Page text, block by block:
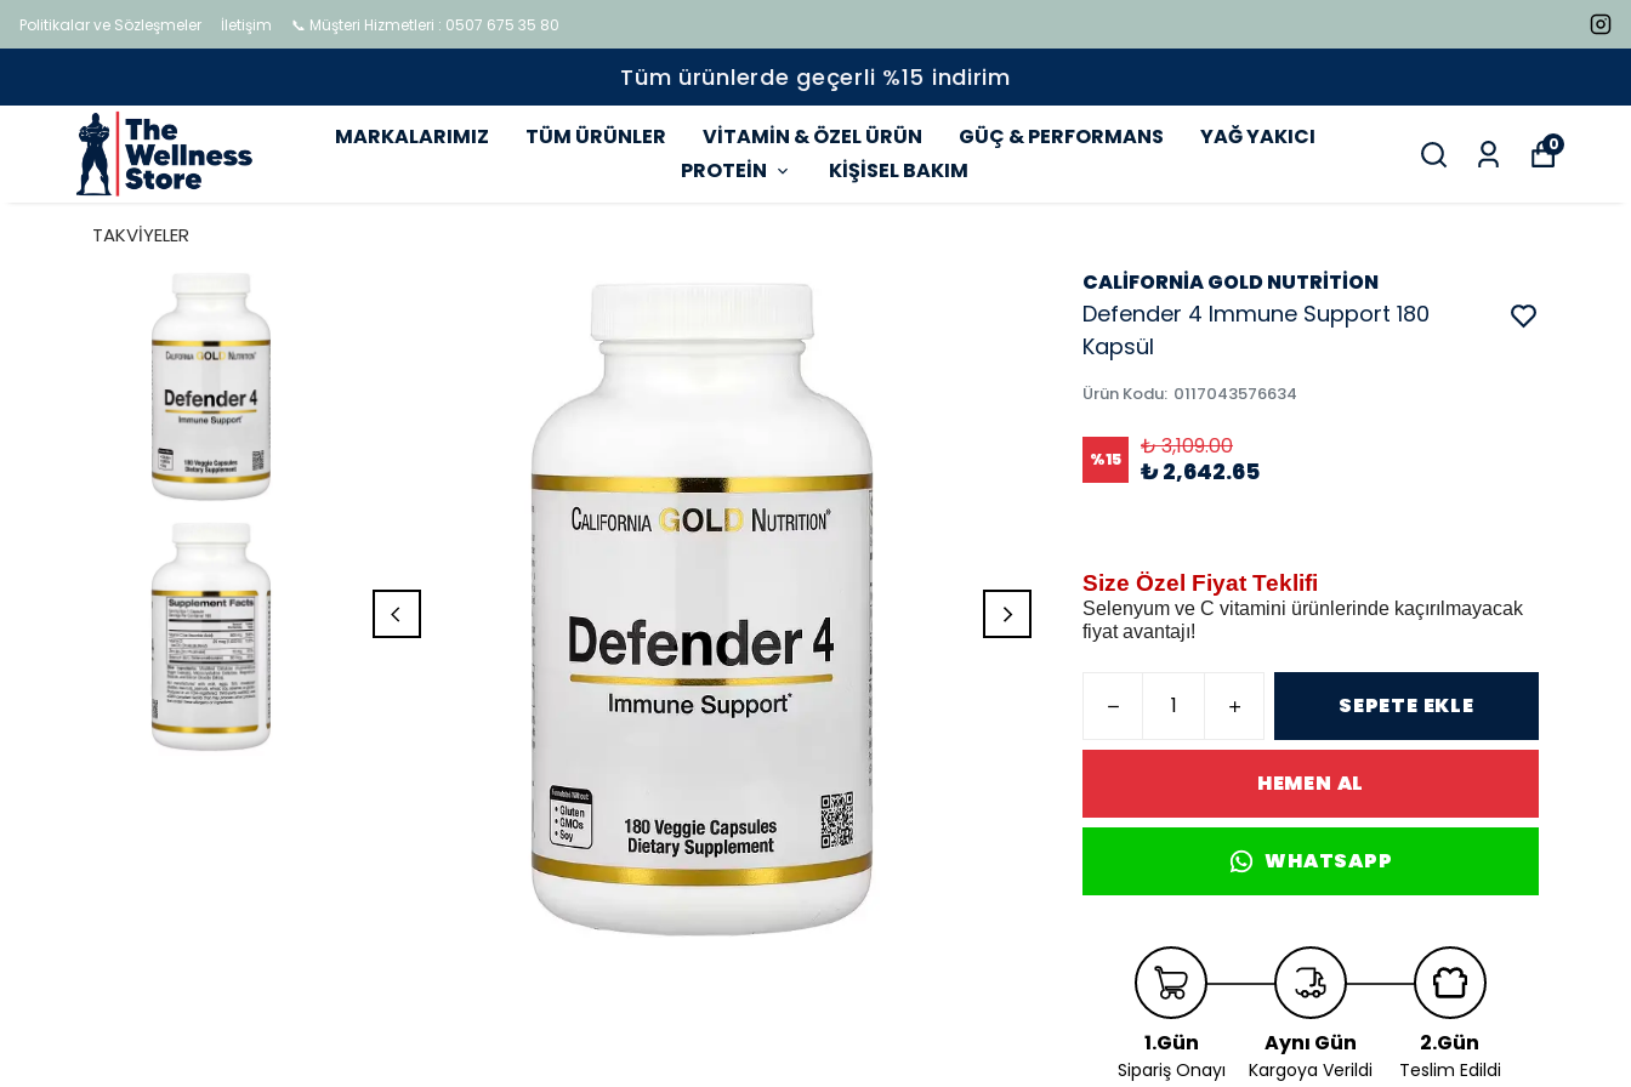
Politikalar ve Sözleşmeler İletişim 📞 Müşteri Hizmetleri : 0507 675 35 80
Tüm ürünlerde geçerli %15 indirim
MARKALARIMIZ TÜM ÜRÜNLER VİTAMİN & ÖZEL ÜRÜN GÜÇ & PERFORMANS
YAĞ YAKICI
PROTEİN
KİŞİSEL BAKIM
0
TAKVİYELER
CALİFORNİA GOLD NUTRİTİON
Defender 4 Immune Support 180
Kapsül
Ürün Kodu: 0117043576634
%15 ₺ 3,109.00
₺ 2,642.65
Size Özel Fiyat Teklifi
Selenyum ve C vitamini ürünlerinde kaçırılmayacak
fiyat avantajı!
SEPETE EKLE
HEMEN AL
WHATSAPP
1.Gün
Sipariş Onayı
Aynı Gün
Kargoya Verildi
2.Gün
Teslim Edildi